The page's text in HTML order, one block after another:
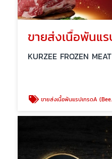
KURZEE FROZEN MEAT
ขายส่งเนื้อพันแรปเกรดA (Beef Wrap)